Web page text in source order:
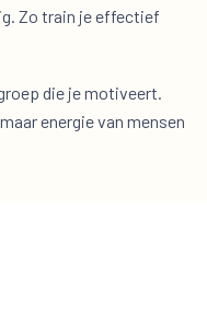
Zo train je effectief
die je motiveert.
energie van mensen